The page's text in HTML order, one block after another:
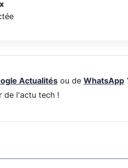
Actualitésou de WhatsApp
de l'actu tech !